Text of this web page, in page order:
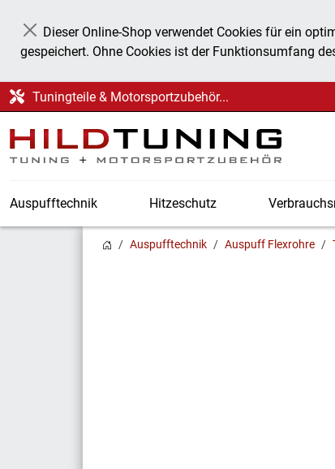
Schließen
Dieser Online-Shop verwendet Cookies für ein
gespeichert. Ohne Cookies ist der Funktionsumfang
Tuningteile & Motorsportzubehör...
Auspufftechnik Hitzeschutz
Auspufftechnik Auspuff Flexrohre